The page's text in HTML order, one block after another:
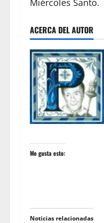
ACERCA DEL AUTOR
Me gusta esto:
Noticias relacionadas